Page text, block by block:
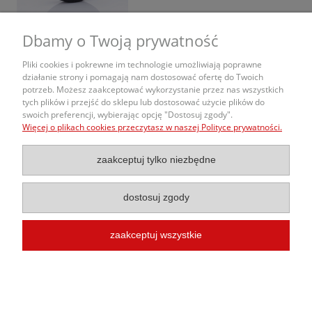
O nas
Obsługa Zamówień
Informacje
Dbamy o Twoją prywatność
Pliki cookies i pokrewne im technologie umożliwiają poprawne
działanie strony i pomagają nam dostosować ofertę do Twoich
potrzeb. Możesz zaakceptować wykorzystanie przez nas wszystkich
tych plików i przejść do sklepu lub dostosować użycie plików do
swoich preferencji, wybierając opcję "Dostosuj zgody".
Więcej o plikach cookies przeczytasz w naszej Polityce prywatności.
zaakceptuj tylko niezbędne
dostosuj zgody
zaakceptuj wszystkie